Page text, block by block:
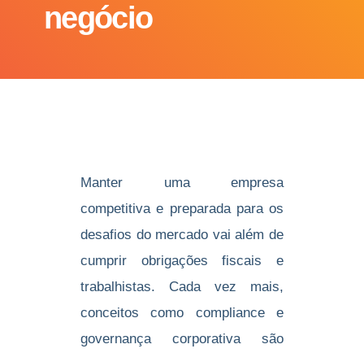
negócio
Manter uma empresa
competitiva e preparada para os
desafios do mercado vai além de
cumprir obrigações fiscais e
trabalhistas. Cada vez mais,
conceitos como compliance e
governança corporativa são